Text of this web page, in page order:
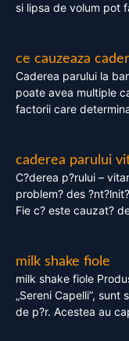
si lipsa de volum pot
ce cauzeaza
Caderea parului la
poate avea multiple
factorii care
caderea parului
C?derea p?rului –
problem? des
Fie c? este cauzat?
milk shake fiole
milk shake fiole
„Sereni Capelli”,
de p?r. Acestea au